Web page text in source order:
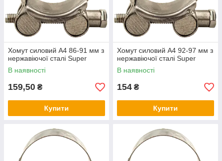
Хомут силовий А4 86-91 мм з
нержавіючої сталі Super
В наявності
159,50 ₴
Купити
Хомут силовий А4 92-97 мм з
нержавіючої сталі Super
В наявності
154 ₴
Купити